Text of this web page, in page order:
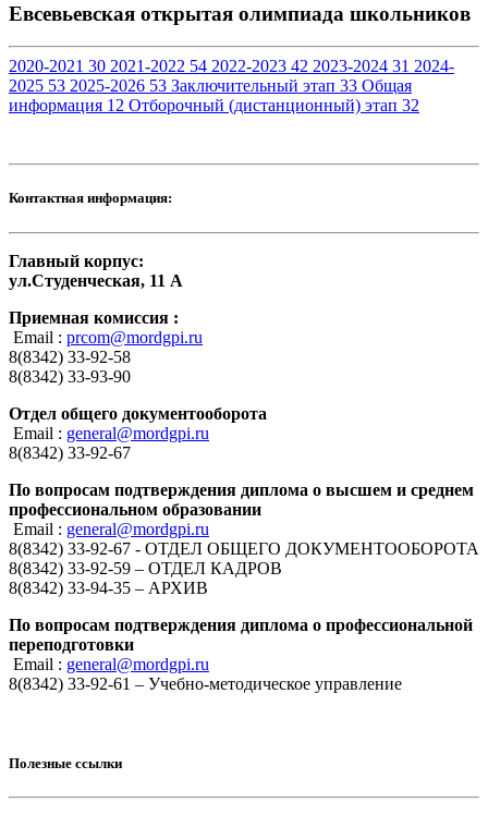
Евсевьевская открытая олимпиада школьников
2020-2021 30 2021-2022 54 2022-2023 42 2023-2024 31 2024-
2025 53 2025-2026 53 Заключительный этап 33 Общая
информация 12 Отборочный (дистанционный) этап 32
Контактная информация:
Главный корпус:
ул.Студенческая, 11 А
Приемная комиссия :
Email : prcom@mordgpi.ru
8(8342) 33-92-58
8(8342) 33-93-90
Отдел общего документооборота
Email : general@mordgpi.ru
8(8342) 33-92-67
По вопросам подтверждения диплома о высшем и среднем
профессиональном образовании
Email : general@mordgpi.ru
8(8342) 33-92-67 - ОТДЕЛ ОБЩЕГО ДОКУМЕНТООБОРОТА
8(8342) 33-92-59 – ОТДЕЛ КАДРОВ
8(8342) 33-94-35 – АРХИВ
По вопросам подтверждения диплома о профессиональной
переподготовки
Email : general@mordgpi.ru
8(8342) 33-92-61 – Учебно-методическое управление
Полезные ссылки